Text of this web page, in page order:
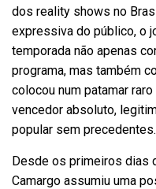
dos reality shows no
expressiva do público, o
temporada não apenas
programa, mas também
colocou num patamar
vencedor absoluto,
popular sem precedentes.
Desde os primeiros dias
Camargo assumiu uma